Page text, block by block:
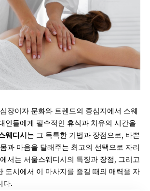
장이자 문화와 트렌드의 중심지에서 스웨
인들에게 필수적인 휴식과 치유의 시간을
웨디시는 그 독특한 기법과 장점으로, 바쁜
과 마음을 달래주는 최고의 선택으로 자리
서는 서울스웨디시의 특징과 장점, 그리고
도시에서 이 마사지를 즐길 때의 매력을 자
다.